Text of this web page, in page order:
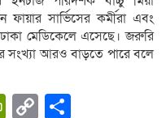
সার্ভিসের কর্মীরা এবং
মেডিকেলে এসেছে। জরুরি
সংখ্যা আরও বাড়তে পারে বলে
PrintFriendly
Copy